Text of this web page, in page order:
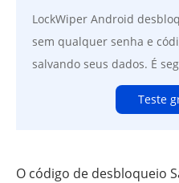
LockWiper Android
sem qualquer senha e
salvando seus dados. É
Teste
O código de desbloqueio